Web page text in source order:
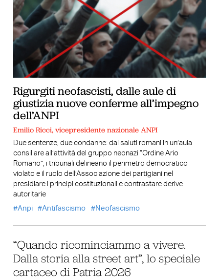
Rigurgiti neofascisti, dalle aule di
giustizia nuove conferme all’impegno
dell’ANPI
Emilio Ricci, vicepresidente nazionale ANPI
Due sentenze, due condanne: dai saluti romani in un’aula
consiliare all’attività del gruppo neonazi “Ordine Ario
Romano”, i tribunali delineano il perimetro democratico
violato e il ruolo dell’Associazione dei partigiani nel
presidiare i principi costituzionali e contrastare derive
autoritarie
Anpi
Antifascismo Neofascismo
“Quando ricominciammo a vivere.
Dalla storia alla street art”, lo speciale
cartaceo di Patria 2026